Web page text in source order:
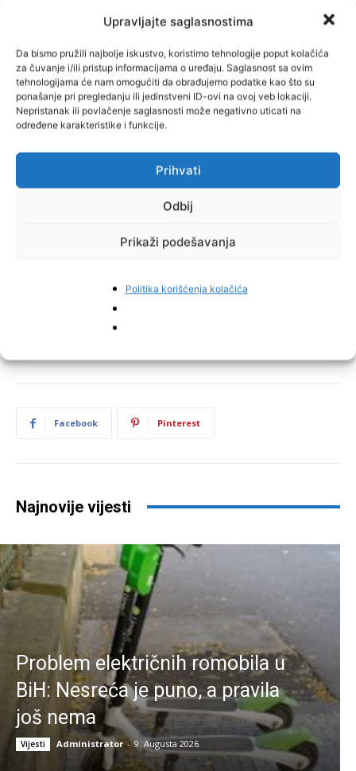
Upravljajte saglasnostima
Da bismo pružili najbolje iskustvo, koristimo tehnologije poput kolačića
za čuvanje i/ili pristup informacijama o uređaju. Saglasnost sa ovim
tehnologijama će nam omogućiti da obrađujemo podatke kao što su
ponašanje pri pregledanju ili jedinstveni ID-ovi na ovoj veb lokaciji.
Nepristanak ili povlačenje saglasnosti može negativno uticati na
određene karakteristike i funkcije.
Prihvati
Odbij
Prikaži podešavanja
Politika korišćenja kolačića
Facebook Pinterest
Najnovije vijesti
Problem električnih romobila u
BiH: Nesreća je puno, a pravila
još nema
Vijesti Administrator - 9. Augusta 2026.